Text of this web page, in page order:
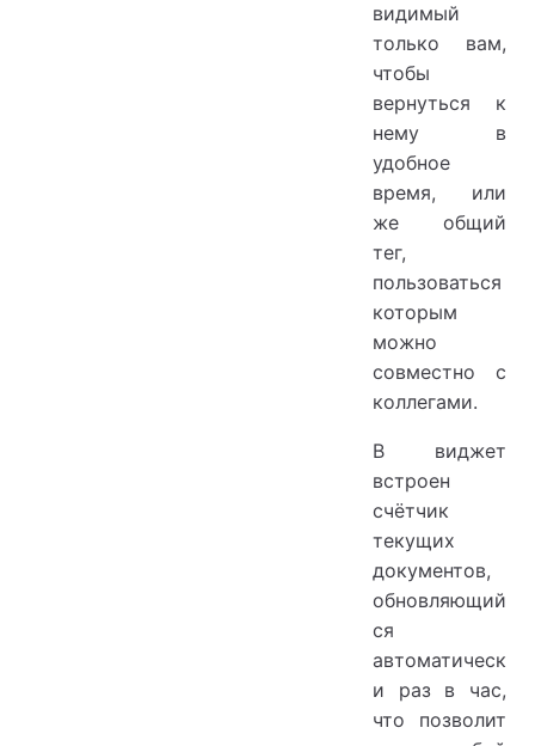
видимый
только вам,
чтобы
вернуться к
нему в
удобное
время, или
же общий
тег,
пользоваться
которым
можно
совместно с
коллегами.
В виджет
встроен
счётчик
текущих
документов,
обновляющий
ся
автоматическ
и раз в час,
что позволит